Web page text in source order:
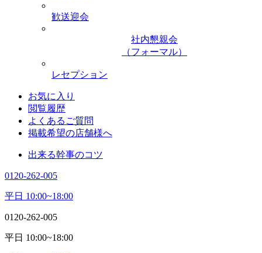
歓送迎会
社内懇親会
（フォーマル）
レセプション
お気に入り
閲覧履歴
よくあるご質問
掲載希望の店舗様へ
出来る幹事のコツ
0120-262-005
平日 10:00~18:00
0120-262-005
平日 10:00~18:00